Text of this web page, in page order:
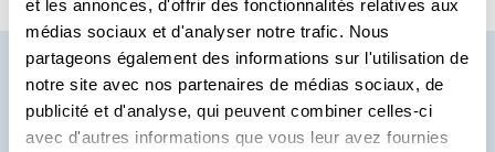
et les annonces, d'offrir des fonctionnalités relatives aux
médias sociaux et d'analyser notre trafic. Nous
partageons également des informations sur l'utilisation de
notre site avec nos partenaires de médias sociaux, de
publicité et d'analyse, qui peuvent combiner celles-ci
avec d'autres informations que vous leur avez fournies
Vous voulez voir des
échantillons ?